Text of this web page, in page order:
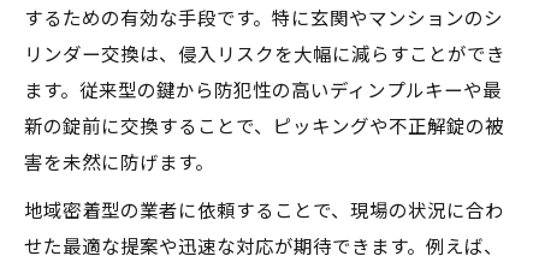
するための有効な手段です。特に玄関やマンションのシ
リンダー交換は、侵入リスクを大幅に減らすことができ
ます。従来型の鍵から防犯性の高いディンプルキーや最
新の錠前に交換することで、ピッキングや不正解錠の被
害を未然に防げます。
地域密着型の業者に依頼することで、現場の状況に合わ
せた最適な提案や迅速な対応が期待できます。例えば、